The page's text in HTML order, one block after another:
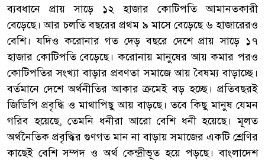
ব্যবধানে প্রায় সাড়ে ১২ হাজার কোটিপতি আমানতকারী
বেড়েছে। আর চলতি বছরের প্রথম ৯ মাসে বেড়েছে ৬ হাজারেরও
বেশি। যদিও করোনার গত দেড় বছরে দেশে প্রায় সাড়ে ১৭
হাজার কোটিপতি বেড়েছে। করোনায় মানুষের আয় কমার পরও
কোটিপতির সংখ্যা বাড়ার প্রবণতা সমাজে আয় বৈষম্য বাড়াচ্ছে।
বর্তমানে দেশে অর্থনীতির আকার ক্রমেই বড় হচ্ছে। প্রতিবছরই
জিডিপি প্রবৃদ্ধি ও মাথাপিছু আয় বাড়ছে। তবে কিছু মানুষ যেমন
গরিব হয়েছে, তেমনি ধনীরা আরো বেশি ধনী হয়েছে। মূলত
অর্থনৈতিক প্রবৃদ্ধির গুণগত মান না বাড়ায় সমাজের একটি শ্রেণির
কাছেই বেশি সম্পদ ও অর্থ কেন্দ্রীভূত হয়ে পড়ছে। বাংলাদেশ